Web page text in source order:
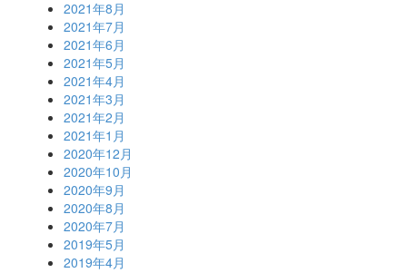
2021年8月
2021年7月
2021年6月
2021年5月
2021年4月
2021年3月
2021年2月
2021年1月
2020年12月
2020年10月
2020年9月
2020年8月
2020年7月
2019年5月
2019年4月